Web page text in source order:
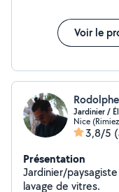
Voir le
Jardinier /
Nice
3,8/5
Présentation
Jardinier/
lavage de vitres.